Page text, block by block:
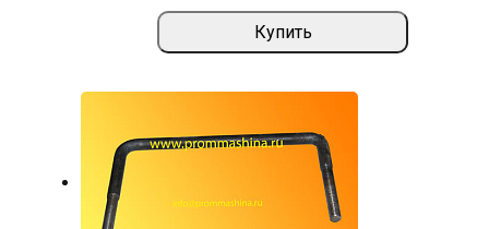
Купить